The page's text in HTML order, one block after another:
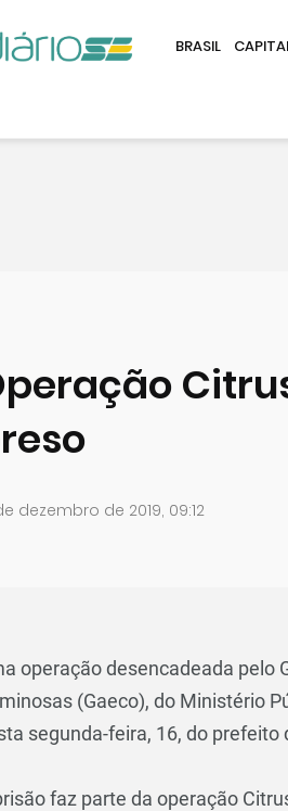
BRASIL
dezembro de 2019, 09:12
operação desencadeada pelo
(Gaeco), do Ministério
segunda-feira, 16, do prefeito
faz parte da operação